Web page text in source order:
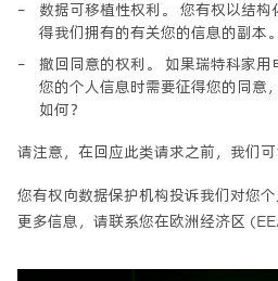
数据可移植性权利。 您有权以结
得我们拥有的有关您的信息的副本
撤回同意的权利。 如果瑞特科家
您的个人信息时需要征得您的同意
如何？
请注意，在回应此类请求之前，我们可
您有权向数据保护机构投诉我们对您
更多信息，请联系您在欧洲经济区